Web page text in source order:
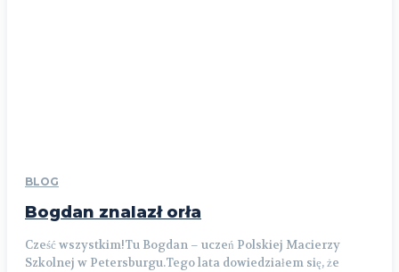
BLOG
Bogdan znalazł orła
Cześć wszystkim!Tu Bogdan – uczeń Polskiej Macierzy
Szkolnej w Petersburgu.Tego lata dowiedziałem się, że